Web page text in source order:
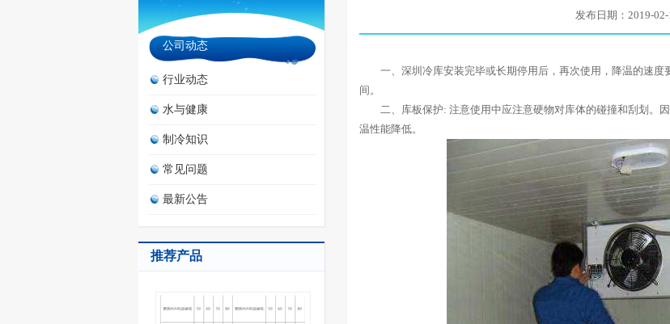
公司动态
行业动态
水与健康
制冷知识
常见问题
最新公告
推荐产品
发布日期：2019-
一、深圳冷库安装完毕或长期停用后，再次使用，降温的速度
间。
二、库板保护: 注意使用中应注意硬物对库体的碰撞和刮划。
温性能降低。